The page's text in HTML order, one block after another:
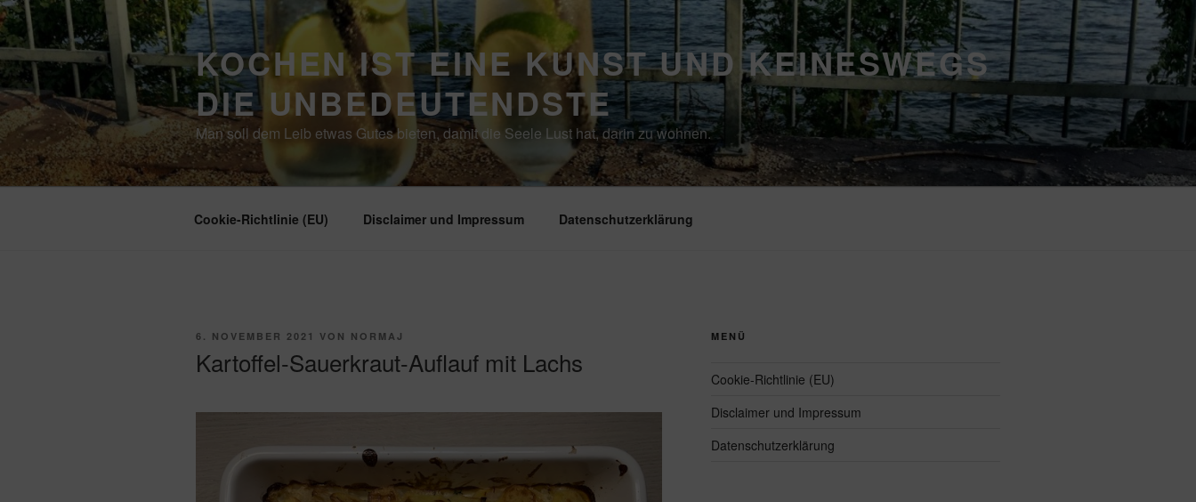
Zum
Inhalt
springen
KOCHEN IST EINE KUNST UND KEINESWEGS
DIE UNBEDEUTENDSTE
Man soll dem Leib etwas Gutes bieten, damit die Seele Lust hat, darin zu wohnen.
Cookie-Richtlinie (EU) Disclaimer und Impressum Datenschutzerklärung
VERÖFFENTLICHT
6. NOVEMBER 2021 VON NORMAJ
Kartoffel-Sauerkraut-Auflauf mit Lachs
MENÜ
Cookie-Richtlinie (EU)
Disclaimer und Impressum
Datenschutzerklärung